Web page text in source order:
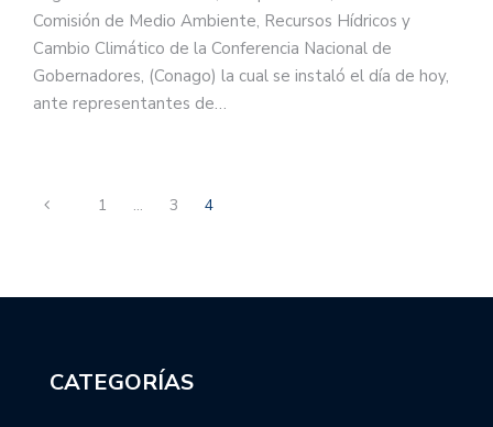
Comisión de Medio Ambiente, Recursos Hídricos y
Cambio Climático de la Conferencia Nacional de
Gobernadores, (Conago) la cual se instaló el día de hoy,
ante representantes de…
1 … 3 4
CATEGORÍAS